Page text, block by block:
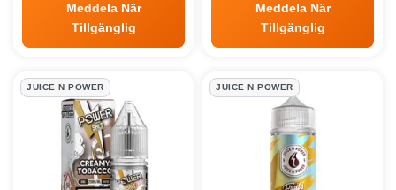
Meddela När
Tillgänglig
Meddela När
Tillgänglig
JUICE N POWER JUICE N POWER